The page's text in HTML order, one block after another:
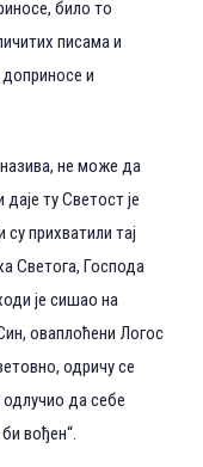
било то
писама и
и
не може да
ту Светост је
прихватили тај
Светога, Господа
је сишао на
оваплоћени Логос
одричу се
да себе
вођен“.